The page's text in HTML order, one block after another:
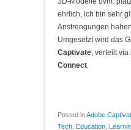
ehrlich, ich bin sehr
Anstrengungen
Umgesetzt wird das
Captivate, verteilt via
Connect.
Posted inAdobe
Tech Education